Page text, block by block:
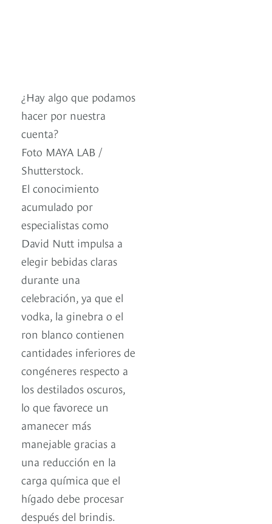
¿Hay algo que podamos
hacer por nuestra
cuenta?
Foto MAYA LAB /
Shutterstock.
El conocimiento
acumulado por
especialistas como
David Nutt impulsa a
elegir bebidas claras
durante una
celebración, ya que el
vodka, la ginebra o el
ron blanco contienen
cantidades inferiores de
congéneres respecto a
los destilados oscuros,
lo que favorece un
amanecer más
manejable gracias a
una reducción en la
carga química que el
hígado debe procesar
después del brindis.